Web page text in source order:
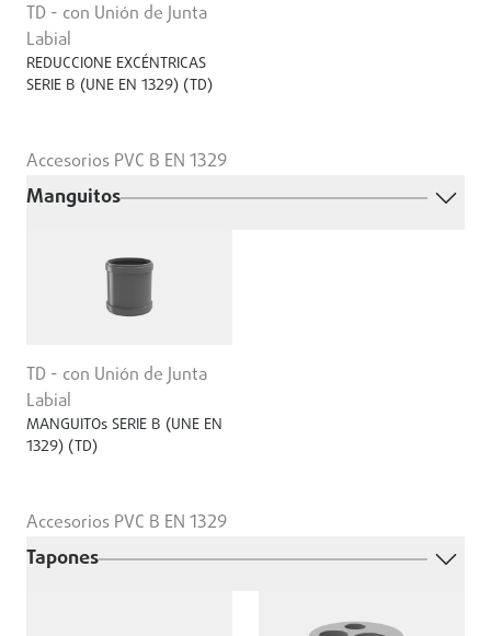
TD - con Unión de Junta
Labial
REDUCCIONE EXCÉNTRICAS
SERIE B (UNE EN 1329) (TD)
Accesorios PVC B EN 1329
Manguitos
TD - con Unión de Junta
Labial
MANGUITOs SERIE B (UNE EN
1329) (TD)
Accesorios PVC B EN 1329
Tapones